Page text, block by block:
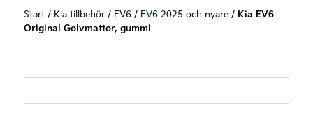
Start/ Kia tillbehör/ EV6/ EV6 2025 och nyare/ Kia EV6
Original Golvmattor, gummi